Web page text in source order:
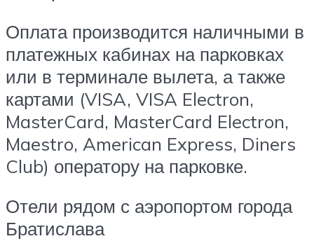
Оплата производится наличными в
платежных кабинах на парковках
или в терминале вылета, а также
картами (VISA, VISA Electron,
MasterCard, MasterCard Electron,
Maestro, American Express, Diners
Club) оператору на парковке.
Отели рядом с аэропортом города
Братислава